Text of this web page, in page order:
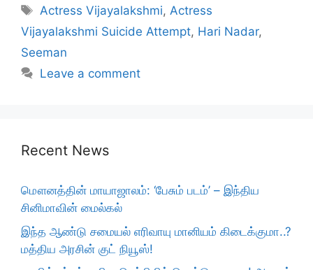
Tags
Actress Vijayalakshmi,Actress
Vijayalakshmi Suicide Attempt, Hari Nadar,
Seeman
Leave a comment
Recent News
மௌனத்தின் மாயாஜாலம்: ‘பேசும் படம்’ – இந்திய
சினிமாவின் மைல்கல்
இந்த ஆண்டு சமையல் எரிவாயு மானியம் கிடைக்குமா..?
மத்திய அரசின் குட் நியூஸ்!